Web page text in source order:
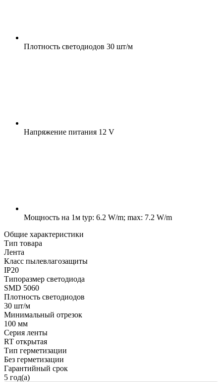
Плотность светодиодов 30 шт/м
Напряжение питания 12 V
Мощность на 1м typ: 6.2 W/m; max: 7.2 W/m
Общие характеристики
Тип товара
Лента
Класс пылевлагозащиты
IP20
Типоразмер светодиода
SMD 5060
Плотность светодиодов
30 шт/м
Минимальный отрезок
100 мм
Серия ленты
RT открытая
Тип герметизации
Без герметизации
Гарантийный срок
5 год(а)